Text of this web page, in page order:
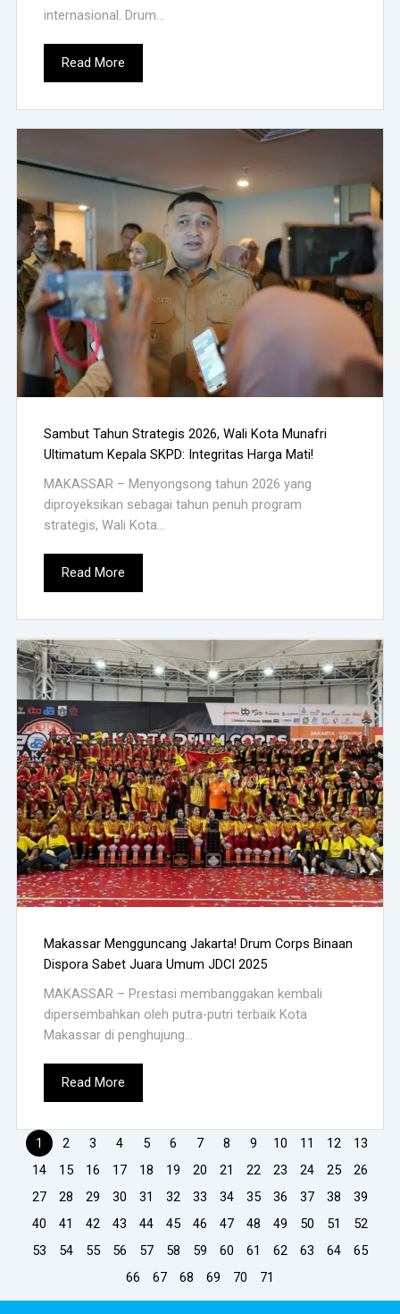
internasional. Drum...
Read More
Sambut Tahun Strategis 2026, Wali Kota Munafri
Ultimatum Kepala SKPD: Integritas Harga Mati!
MAKASSAR – Menyongsong tahun 2026 yang
diproyeksikan sebagai tahun penuh program
strategis, Wali Kota...
Read More
Makassar Mengguncang Jakarta! Drum Corps Binaan
Dispora Sabet Juara Umum JDCI 2025
MAKASSAR – Prestasi membanggakan kembali
dipersembahkan oleh putra-putri terbaik Kota
Makassar di penghujung...
Read More
1 2 3 4 5 6 7 8 9 10 11 12
13
14
15 16 17 18 19 20 21 22 23 24 25
26
27
28 29 30 31 32 33 34 35 36 37 38
39
40
41 42 43 44 45 46 47 48 49 50 51
52
53
54 55 56 57 58 59 60 61 62 63 64
65
66
67 68 69 70 71